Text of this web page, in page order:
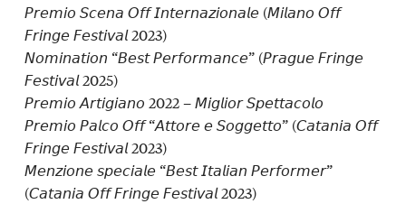
𝘗𝘳𝘦𝘮𝘪𝘰 𝘚𝘤𝘦𝘯𝘢 𝘖𝘧𝘧 𝘐𝘯𝘵𝘦𝘳𝘯𝘢𝘻𝘪𝘰𝘯𝘢𝘭𝘦 (𝘔𝘪𝘭𝘢𝘯𝘰 𝘖𝘧𝘧
𝘍𝘳𝘪𝘯𝘨𝘦 𝘍𝘦𝘴𝘵𝘪𝘷𝘢𝘭 2023)
𝘕𝘰𝘮𝘪𝘯𝘢𝘵𝘪𝘰𝘯 “𝘉𝘦𝘴𝘵 𝘗𝘦𝘳𝘧𝘰𝘳𝘮𝘢𝘯𝘤𝘦” (𝘗𝘳𝘢𝘨𝘶𝘦 𝘍𝘳𝘪𝘯𝘨𝘦
𝘍𝘦𝘴𝘵𝘪𝘷𝘢𝘭 2025)
𝘗𝘳𝘦𝘮𝘪𝘰 𝘈𝘳𝘵𝘪𝘨𝘪𝘢𝘯𝘰 2022 – 𝘔𝘪𝘨𝘭𝘪𝘰𝘳 𝘚𝘱𝘦𝘵𝘵𝘢𝘤𝘰𝘭𝘰
𝘗𝘳𝘦𝘮𝘪𝘰 𝘗𝘢𝘭𝘤𝘰 𝘖𝘧𝘧 “𝘈𝘵𝘵𝘰𝘳𝘦 𝘦 𝘚𝘰𝘨𝘨𝘦𝘵𝘵𝘰” (𝘊𝘢𝘵𝘢𝘯𝘪𝘢 𝘖𝘧𝘧
𝘍𝘳𝘪𝘯𝘨𝘦 𝘍𝘦𝘴𝘵𝘪𝘷𝘢𝘭 2023)
𝘔𝘦𝘯𝘻𝘪𝘰𝘯𝘦 𝘴𝘱𝘦𝘤𝘪𝘢𝘭𝘦 “𝘉𝘦𝘴𝘵 𝘐𝘵𝘢𝘭𝘪𝘢𝘯 𝘗𝘦𝘳𝘧𝘰𝘳𝘮𝘦𝘳”
(𝘊𝘢𝘵𝘢𝘯𝘪𝘢 𝘖𝘧𝘧 𝘍𝘳𝘪𝘯𝘨𝘦 𝘍𝘦𝘴𝘵𝘪𝘷𝘢𝘭 2023)